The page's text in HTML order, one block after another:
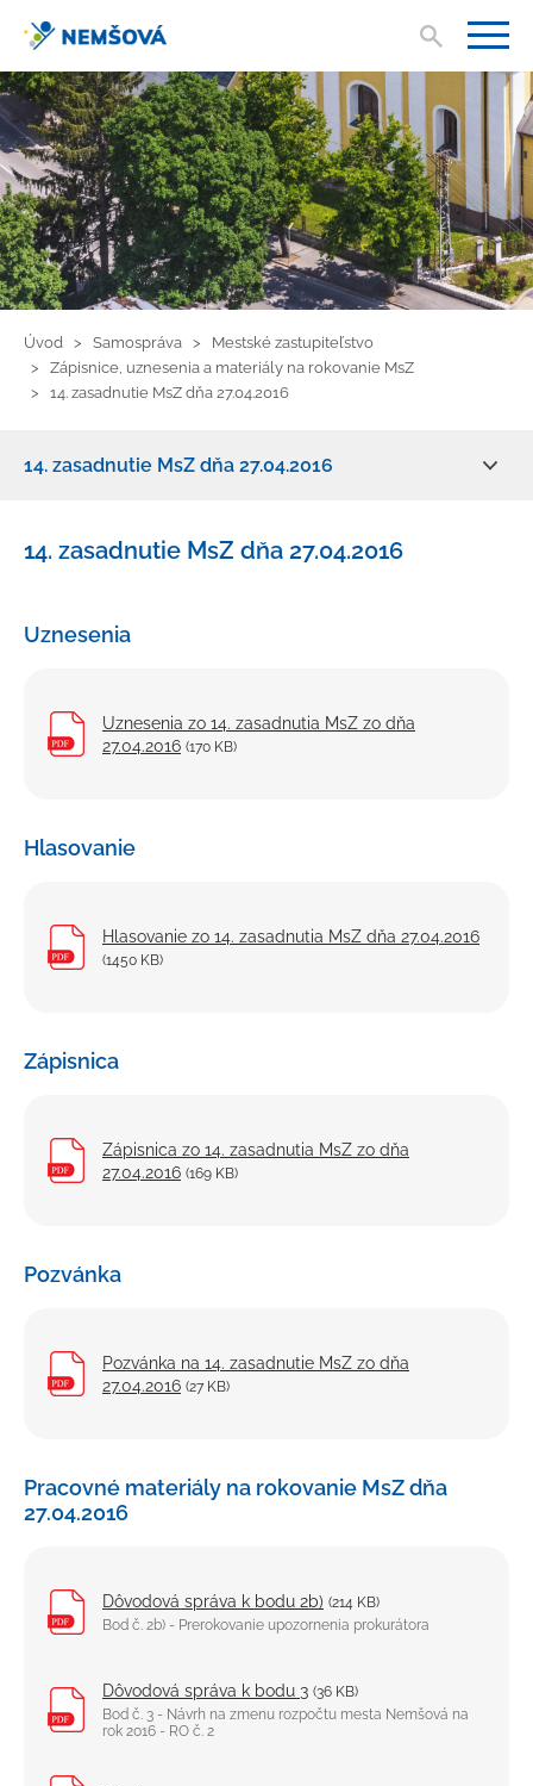
Úvod Samospráva
Mestské zastupiteľstvo
Zápisnice, uznesenia a materiály na rokovanie MsZ
14. zasadnutie MsZ dňa 27.04.2016
14. zasadnutie MsZ dňa 27.04.2016
Mestské zastupiteľstvo
Zápisnice, uznesenia a materiály na rokovanie MsZ
Rokovací poriadok a poriadok odmeňovania
Mestský úrad
14. zasadnutie MsZ dňa 27.04.2016
Uznesenia
Uznesenia zo 14. zasadnutia MsZ zo dňa
27.04.2016 (170 KB)
Hlasovanie
Hlasovanie zo 14. zasadnutia MsZ dňa 27.04.2016
(1450 KB)
Zápisnica
Zápisnica zo 14. zasadnutia MsZ zo dňa
27.04.2016 (169 KB)
Pozvánka
Pozvánka na 14. zasadnutie MsZ zo dňa
27.04.2016 (27 KB)
Pracovné materiály na rokovanie MsZ dňa
27.04.2016
Dôvodová správa k bodu 2b) (214 KB)
Bod č. 2b) - Prerokovanie upozornenia prokurátora
Dôvodová správa k bodu 3 (36 KB)
Bod č. 3 - Návrh na zmenu rozpočtu mesta Nemšová na
rok 2016 - RO č. 2